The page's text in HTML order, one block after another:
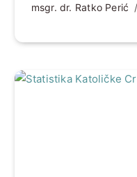
msgr. dr. Ratko Perić